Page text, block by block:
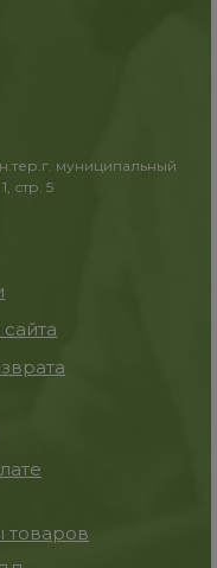
муниципальный
стр. 5
товаров